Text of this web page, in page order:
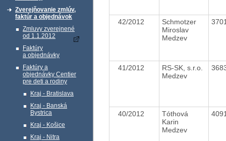
Zverejňovanie zmlúv,
faktúr a objednávok
Zmluvy zverejnené
od 1.1.2012
Faktúry
a objednávky
Faktúry a
objednávky Centier
pre deti a rodiny
Kraj - Bratislava
Kraj - Banská
Bystrica
Kraj - Košice
Kraj - Nitra
42/2012
Schmotzer
Miroslav
Medzev
41/2012
RS-SK, s.r.o.
Medzev
40/2012
Tóthová
Karin
Medzev